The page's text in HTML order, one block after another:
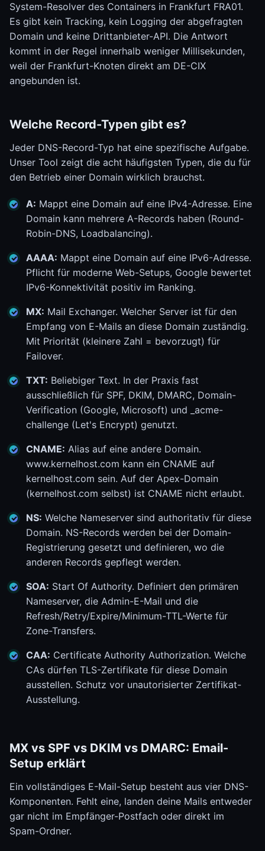
System-Resolver des Containers in Frankfurt FRA01.
Es gibt kein Tracking, kein Logging der abgefragten
Domain und keine Drittanbieter-API. Die Antwort
kommt in der Regel innerhalb weniger Millisekunden,
weil der Frankfurt-Knoten direkt am DE-CIX
angebunden ist.
Welche Record-Typen gibt es?
Jeder DNS-Record-Typ hat eine spezifische Aufgabe.
Unser Tool zeigt die acht häufigsten Typen, die du für
den Betrieb einer Domain wirklich brauchst.
A: Mappt eine Domain auf eine IPv4-Adresse. Eine
Domain kann mehrere A-Records haben (Round-
Robin-DNS, Loadbalancing).
AAAA: Mappt eine Domain auf eine IPv6-Adresse.
Pflicht für moderne Web-Setups, Google bewertet
IPv6-Konnektivität positiv im Ranking.
MX: Mail Exchanger. Welcher Server ist für den
Empfang von E-Mails an diese Domain zuständig.
Mit Priorität (kleinere Zahl = bevorzugt) für
Failover.
TXT: Beliebiger Text. In der Praxis fast
ausschließlich für SPF, DKIM, DMARC, Domain-
Verification (Google, Microsoft) und _acme-
challenge (Let's Encrypt) genutzt.
CNAME: Alias auf eine andere Domain.
www.kernelhost.com kann ein CNAME auf
kernelhost.com sein. Auf der Apex-Domain
(kernelhost.com selbst) ist CNAME nicht erlaubt.
NS: Welche Nameserver sind authoritativ für diese
Domain. NS-Records werden bei der Domain-
Registrierung gesetzt und definieren, wo die
anderen Records gepflegt werden.
SOA: Start Of Authority. Definiert den primären
Nameserver, die Admin-E-Mail und die
Refresh/Retry/Expire/Minimum-TTL-Werte für
Zone-Transfers.
CAA: Certificate Authority Authorization. Welche
CAs dürfen TLS-Zertifikate für diese Domain
ausstellen. Schutz vor unautorisierter Zertifikat-
Ausstellung.
MX vs SPF vs DKIM vs DMARC: Email-
Setup erklärt
Ein vollständiges E-Mail-Setup besteht aus vier DNS-
Komponenten. Fehlt eine, landen deine Mails entweder
gar nicht im Empfänger-Postfach oder direkt im
Spam-Ordner.